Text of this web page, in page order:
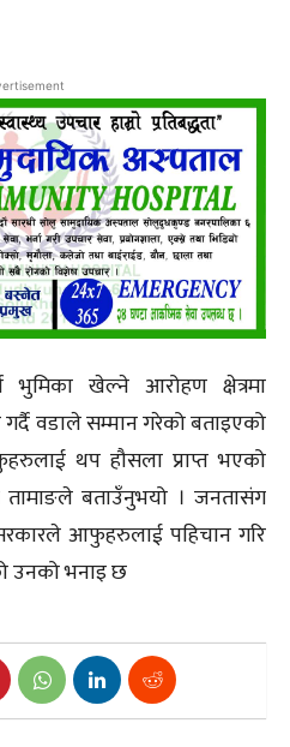
भुमिका खेल्ने आरोहण क्षेत्रमा
वडाले सम्मान गरेको बताइएको
थप हौसला प्राप्त भएको
तामाङले बताउँनुभयो । जनतासंग
आफुहरुलाई पहिचान गरि
उनको भनाइ छ